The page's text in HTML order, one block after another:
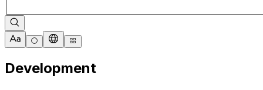
Development